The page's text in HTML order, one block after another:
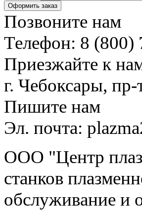
Позвоните нам
Телефон: 8 (800)
Приезжайте к
г. Чебоксары,
Пишите нам
Эл. почта:
ООО "Центр
станков
обслуживание и